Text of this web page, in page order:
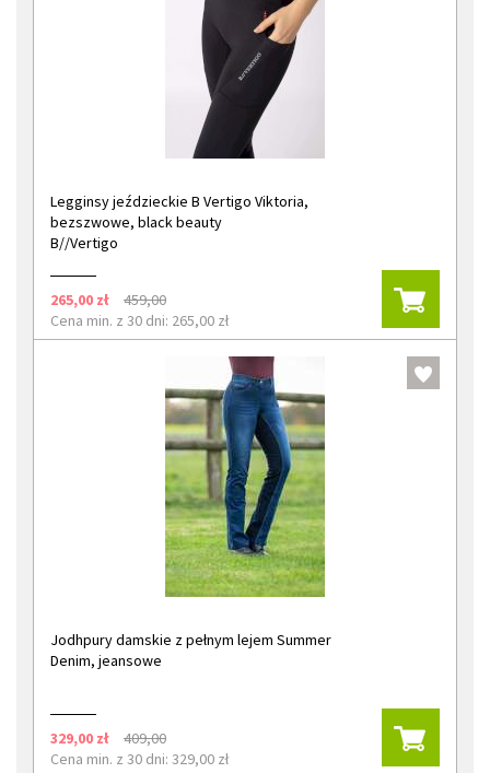
Legginsy jeździeckie B Vertigo Viktoria,
bezszwowe, black beauty
B//Vertigo
265,00 zł
459,00
Cena min. z 30 dni: 265,00 zł
Jodhpury damskie z pełnym lejem Summer
Denim, jeansowe
329,00 zł
409,00
Cena min. z 30 dni: 329,00 zł